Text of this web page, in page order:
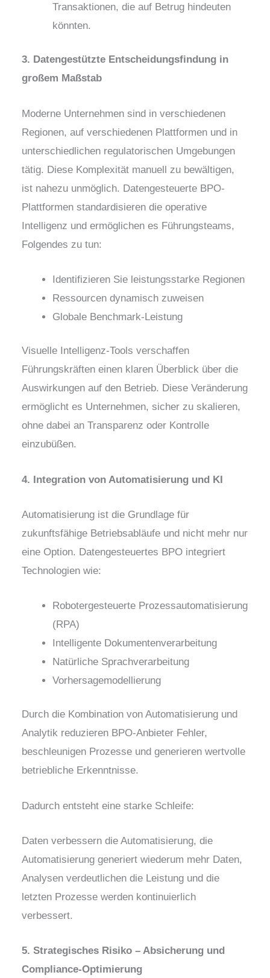
Transaktionen, die auf Betrug hindeuten
könnten.
3. Datengestützte Entscheidungsfindung in
großem Maßstab
Moderne Unternehmen sind in verschiedenen
Regionen, auf verschiedenen Plattformen und in
unterschiedlichen regulatorischen Umgebungen
tätig. Diese Komplexität manuell zu bewältigen,
ist nahezu unmöglich. Datengesteuerte BPO-
Plattformen standardisieren die operative
Intelligenz und ermöglichen es Führungsteams,
Folgendes zu tun:
Identifizieren Sie leistungsstarke Regionen
Ressourcen dynamisch zuweisen
Globale Benchmark-Leistung
Visuelle Intelligenz-Tools verschaffen
Führungskräften einen klaren Überblick über die
Auswirkungen auf den Betrieb. Diese Veränderung
ermöglicht es Unternehmen, sicher zu skalieren,
ohne dabei an Transparenz oder Kontrolle
einzubüßen.
4. Integration von Automatisierung und KI
Automatisierung ist die Grundlage für
zukunftsfähige Betriebsabläufe und nicht mehr nur
eine Option. Datengesteuertes BPO integriert
Technologien wie:
Robotergesteuerte Prozessautomatisierung
(RPA)
Intelligente Dokumentenverarbeitung
Natürliche Sprachverarbeitung
Vorhersagemodellierung
Durch die Kombination von Automatisierung und
Analytik reduzieren BPO-Anbieter Fehler,
beschleunigen Prozesse und generieren wertvolle
betriebliche Erkenntnisse.
Dadurch entsteht eine starke Schleife:
Daten verbessern die Automatisierung, die
Automatisierung generiert wiederum mehr Daten,
Analysen verdeutlichen die Leistung und die
letzten Prozesse werden kontinuierlich
verbessert.
5. Strategisches Risiko – Absicherung und
Compliance-Optimierung